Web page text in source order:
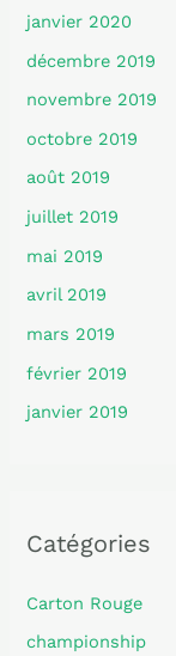
janvier 2020
décembre 2019
novembre 2019
octobre 2019
août 2019
juillet 2019
mai 2019
avril 2019
mars 2019
février 2019
janvier 2019
Catégories
Carton Rouge
championship